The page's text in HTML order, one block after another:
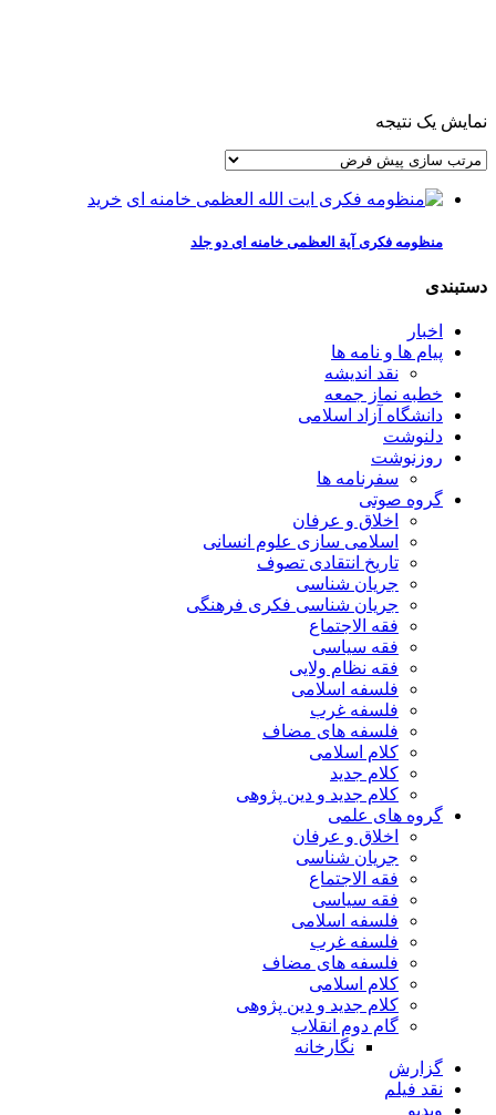
نمایش یک نتیجه
خرید
منظومه فکری آیة العظمی خامنه ای دو جلد
دستبندی
اخبار
پیام ها و نامه ها
نقد اندیشه
خطبه نماز جمعه
دانشگاه آزاد اسلامی
دلنوشت
روزنوشت
سفرنامه ها
گروه صوتی
اخلاق و عرفان
اسلامی سازی علوم انسانی
تاریخ انتقادی تصوف
جریان شناسی
جریان شناسی فکری فرهنگی
فقه الاجتماع
فقه سیاسی
فقه نظام ولایی
فلسفه اسلامی
فلسفه غرب
فلسفه های مضاف
کلام اسلامی
کلام جدید
کلام جدید و دین پژوهی
گروه های علمی
اخلاق و عرفان
جریان شناسی
فقه الاجتماع
فقه سیاسی
فلسفه اسلامی
فلسفه غرب
فلسفه های مضاف
کلام اسلامی
کلام جدید و دین پژوهی
گام دوم انقلاب
نگارخانه
گزارش
نقد فیلم
ویدیو